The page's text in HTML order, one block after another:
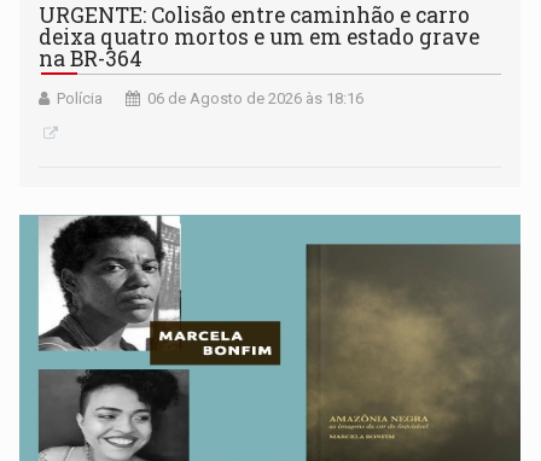
URGENTE: Colisão entre caminhão e carro
deixa quatro mortos e um em estado grave
na BR-364
Polícia 06 de Agosto de 2026 às 18:16